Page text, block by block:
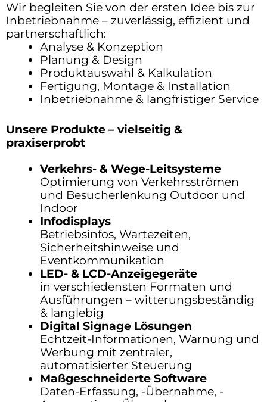
Wir begleiten Sie von der ersten Idee bis zur
Inbetriebnahme – zuverlässig, effizient und
partnerschaftlich:
Analyse & Konzeption
Planung & Design
Produktauswahl & Kalkulation
Fertigung, Montage & Installation
Inbetriebnahme & langfristiger Service
Unsere Produkte – vielseitig &
praxiserprobt
Verkehrs- & Wege-Leitsysteme
Optimierung von Verkehrsströmen
und Besucherlenkung Outdoor und
Indoor
Infodisplays
Betriebsinfos, Wartezeiten,
Sicherheitshinweise und
Eventkommunikation
LED- & LCD-Anzeigegeräte
in verschiedensten Formaten und
Ausführungen – witterungsbeständig
& langlebig
Digital Signage Lösungen
Echtzeit-Informationen, Warnung und
Werbung mit zentraler,
automatisierter Steuerung
Maßgeschneiderte Software
Daten-Erfassung, -Übernahme, -